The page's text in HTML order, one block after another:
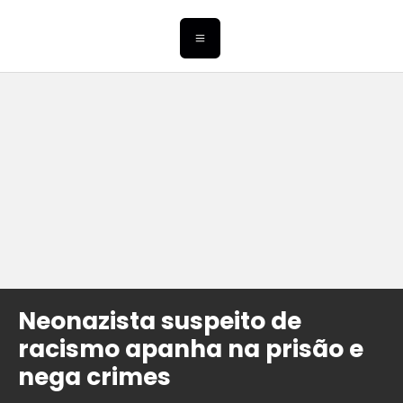
Neonazista suspeito de
racismo apanha na prisão e
nega crimes